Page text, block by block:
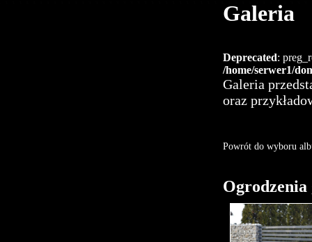
Galeria
Deprecated:
/home/serwer1/
Galeria
oraz
Powrót do wyboru
Ogrodzenia